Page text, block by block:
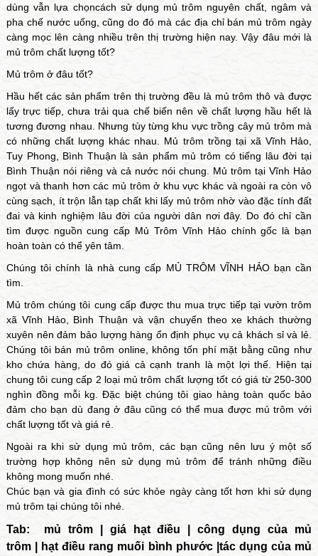
dùng vẫn lựa chọncách sử dụng mủ trôm nguyên chất, ngâm và
pha chế nước uống, cũng do đó mà các địa chỉ bán mủ trôm ngày
càng mọc lên càng nhiều trên thị trường hiện nay. Vậy đâu mới là
mủ trôm chất lượng tốt?
Mủ trôm ở đâu tốt?
Hầu hết các sản phẩm trên thị trường đều là mủ trôm thô và được
lấy trực tiếp, chưa trải qua chế biến nên về chất lượng hầu hết là
tương đương nhau. Nhưng tùy từng khu vực trồng cây mủ trôm mà
có những chất lượng khác nhau. Mủ trôm trồng tại xã Vĩnh Hảo,
Tuy Phong, Bình Thuận là sản phẩm mủ trôm có tiếng lâu đời tại
Bình Thuận nói riêng và cả nước nói chung. Mủ trôm tại Vĩnh Hảo
ngọt và thanh hơn các mủ trôm ở khu vực khác và ngoài ra còn vô
cùng sạch, ít trộn lẫn tạp chất khi lấy mủ trôm nhờ vào đặc tính đất
đai và kinh nghiệm lâu đời của người dân nơi đây. Do đó chỉ cần
tìm được nguồn cung cấp Mủ Trôm Vĩnh Hảochính gốc là bạn
hoàn toàn có thể yên tâm.
Chúng tôi chính là nhà cung cấp MỦ TRÔM VĨNH HẢObạn cần
tìm.
Mủ trôm chúng tôi cung cấp được thu mua trực tiếp tại vườn trôm
xã Vĩnh Hảo, Bình Thuận và vận chuyển theo xe khách thường
xuyên nên đảm bảo lượng hàng ổn định phục vụ cả khách sỉ và lẻ.
Chúng tôi bán mủ trôm online, không tốn phí mặt bằng cũng như
kho chứa hàng, do đó giá cả cạnh tranh là một lợi thế. Hiện tại
chung tôi cung cấp 2 loại mủ trôm chất lượng tốt có giá từ 250-300
nghìn đồng mỗi kg. Đặc biệt chúng tôi giao hàng toàn quốc bảo
đảm cho bạn dù đang ở đâu cũng có thể mua được mủ trôm với
chất lượng tốt và giá rẻ.
Ngoài ra khi sử dụng mủ trôm, các bạn cũng nên lưu ý một số
trường hợp không nên sử dụng mủ trôm để tránh những điều
không mong muốn nhé.
Chúc bạn và gia đình có sức khỏe ngày càng tốt hơn khi sử dụng
mủ trôm tại chúng tôi nhé.
Tab: mủ trôm| giá hạt điều |công dụng của mủ
trôm| hạt điều rang muối bình phước| tác dụng của mủ